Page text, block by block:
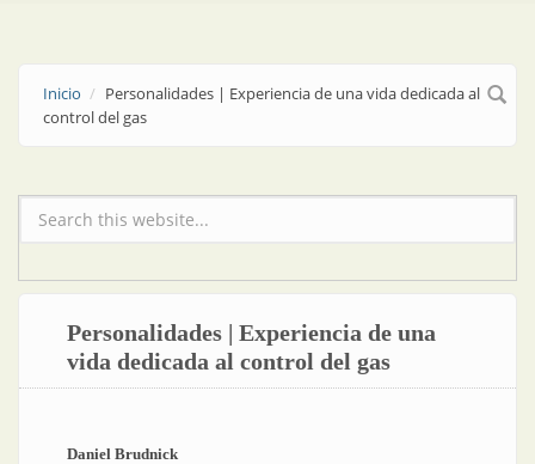
Inicio
Personalidades | Experiencia de una vida dedicada al
control del gas
Formulario de búsqueda
Personalidades | Experiencia de una
vida dedicada al control del gas
Daniel Brudnick